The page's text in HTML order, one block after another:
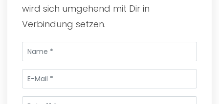
wird sich umgehend mit Dir in
Verbindung setzen.